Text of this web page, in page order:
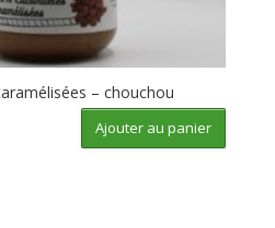
– chouchou
Ajouter au panier